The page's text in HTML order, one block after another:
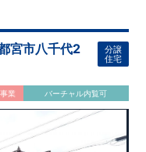
徒歩6分 サンドラッ
宮市八千代2
分譲
住宅
業 バーチャル内覧可